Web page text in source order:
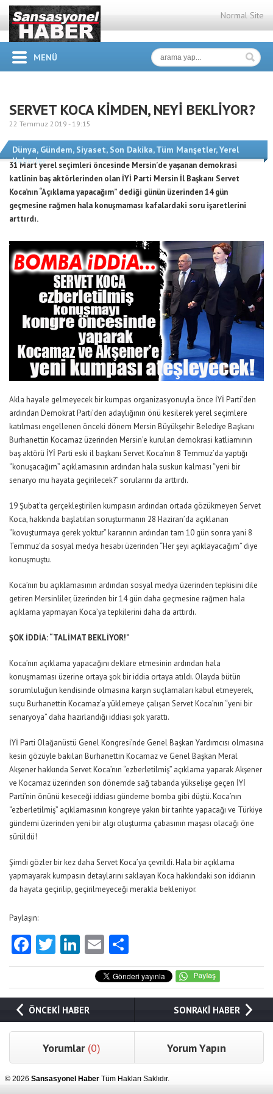
Normal Site
MENÜ
SERVET KOCA KİMDEN, NEYİ BEKLİYOR?
22 Temmuz 2019 - 19:15
Dünya, Gündem, Siyaset, Son Dakika,Tüm Manşetler,Yerel
Haberler
31 Mart yerel seçimleri öncesinde Mersin’de yaşanan demokrasi
katlinin baş aktörlerinden olan İYİ Parti Mersin İl Başkanı Servet
Koca’nın “Açıklama yapacağım” dediği günün üzerinden 14 gün
geçmesine rağmen hala konuşmaması kafalardaki soru işaretlerini
arttırdı.
Akla hayale gelmeyecek bir kumpas organizasyonuyla önce İYİ Parti’den
ardından Demokrat Parti’den adaylığının önü kesilerek yerel seçimlere
katılması engellenen önceki dönem Mersin Büyükşehir Belediye Başkanı
Burhanettin Kocamaz üzerinden Mersin’e kurulan demokrasi katliamının
baş aktörü İYİ Parti eski il başkanı Servet Koca’nın 8 Temmuz’da yaptığı
“konuşacağım” açıklamasının ardından hala suskun kalması “yeni bir
senaryo mu hayata geçirilecek?” sorularını da arttırdı.
19 Şubat’ta gerçekleştirilen kumpasın ardından ortada gözükmeyen Servet
Koca, hakkında başlatılan soruşturmanın 28 Haziran’da açıklanan
“kovuşturmaya gerek yoktur” kararının ardından tam 10 gün sonra yani 8
Temmuz’da sosyal medya hesabı üzerinden “Her şeyi açıklayacağım” diye
konuşmuştu.
Koca’nın bu açıklamasının ardından sosyal medya üzerinden tepkisini dile
getiren Mersinliler, üzerinden bir 14 gün daha geçmesine rağmen hala
açıklama yapmayan Koca’ya tepkilerini daha da arttırdı.
ŞOK İDDİA: “TALİMAT BEKLİYOR!”
Koca’nın açıklama yapacağını deklare etmesinin ardından hala
konuşmaması üzerine ortaya şok bir iddia ortaya atıldı. Olayda bütün
sorumluluğun kendisinde olmasına karşın suçlamaları kabul etmeyerek,
suçu Burhanettin Kocamaz’a yüklemeye çalışan Servet Koca’nın “yeni bir
senaryoya” daha hazırlandığı iddiası şok yarattı.
İYİ Parti Olağanüstü Genel Kongresi’nde Genel Başkan Yardımcısı olmasına
kesin gözüyle bakılan Burhanettin Kocamaz ve Genel Başkan Meral
Akşener hakkında Servet Koca’nın “ezberletilmiş” açıklama yaparak Akşener
ve Kocamaz üzerinden son dönemde sağ tabanda yükselişe geçen İYİ
Parti’nin önünü keseceği iddiası gündeme bomba gibi düştü. Koca’nın
“ezberletilmiş” açıklamasının kongreye yakın bir tarihte yapacağı ve Türkiye
gündemi üzerinden yeni bir algı oluşturma çabasının maşası olacağı öne
sürüldü!
Şimdi gözler bir kez daha Servet Koca’ya çevrildi. Hala bir açıklama
yapmayarak kumpasın detaylarını saklayan Koca hakkındaki son iddianın
da hayata geçirilip, geçirilmeyeceği merakla bekleniyor.
Paylaşın:
Facebook
Twitter
LinkedIn
Email
ÖNCEKİ HABER SONRAKİ HABER
Yorumlar (0) Yorum Yapın
© 2026 Sansasyonel Haber Tüm Hakları Saklıdır.